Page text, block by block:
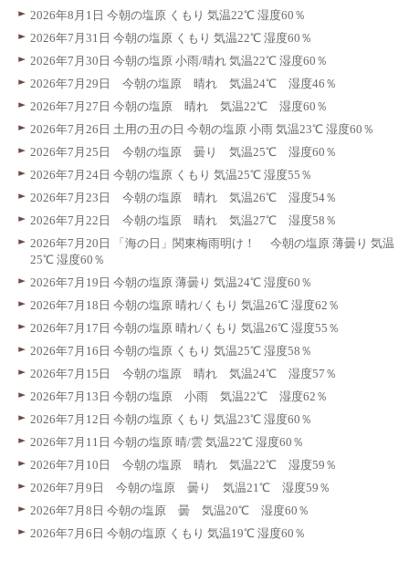
2026年8月1日 今朝の塩原 くもり 気温22℃ 湿度60％
2026年7月31日 今朝の塩原 くもり 気温22℃ 湿度60％
2026年7月30日 今朝の塩原 小雨/晴れ 気温22℃ 湿度60％
2026年7月29日 今朝の塩原 晴れ 気温24℃ 湿度46％
2026年7月27日 今朝の塩原 晴れ 気温22℃ 湿度60％
2026年7月26日 土用の丑の日 今朝の塩原 小雨 気温23℃ 湿度60％
2026年7月25日 今朝の塩原 曇り 気温25℃ 湿度60％
2026年7月24日 今朝の塩原 くもり 気温25℃ 湿度55％
2026年7月23日 今朝の塩原 晴れ 気温26℃ 湿度54％
2026年7月22日 今朝の塩原 晴れ 気温27℃ 湿度58％
2026年7月20日 「海の日」関東梅雨明け！ 今朝の塩原 薄曇り 気温
25℃ 湿度60％
2026年7月19日 今朝の塩原 薄曇り 気温24℃ 湿度60％
2026年7月18日 今朝の塩原 晴れ/くもり 気温26℃ 湿度62％
2026年7月17日 今朝の塩原 晴れ/くもり 気温26℃ 湿度55％
2026年7月16日 今朝の塩原 くもり 気温25℃ 湿度58％
2026年7月15日 今朝の塩原 晴れ 気温24℃ 湿度57％
2026年7月13日 今朝の塩原 小雨 気温22℃ 湿度62％
2026年7月12日 今朝の塩原 くもり 気温23℃ 湿度60％
2026年7月11日 今朝の塩原 晴/雲 気温22℃ 湿度60％
2026年7月10日 今朝の塩原 晴れ 気温22℃ 湿度59％
2026年7月9日 今朝の塩原 曇り 気温21℃ 湿度59％
2026年7月8日 今朝の塩原 曇 気温20℃ 湿度60％
2026年7月6日 今朝の塩原 くもり 気温19℃ 湿度60％